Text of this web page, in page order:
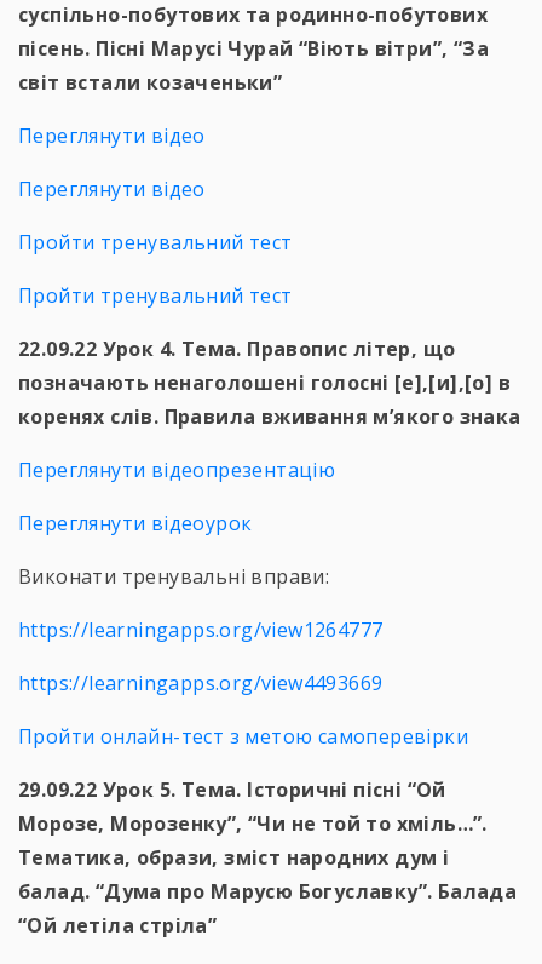
суспільно-побутових та родинно-побутових
пісень. Пісні Марусі Чурай “Віють вітри”, “За
світ встали козаченьки”
Переглянути відео
Переглянути відео
Пройти тренувальний тест
Пройти тренувальний тест
22.09.22 Урок 4. Тема. Правопис літер, що
позначають ненаголошені голосні [е],[и],[о] в
коренях слів. Правила вживання м’якого знака
Переглянути відеопрезентацію
Переглянути відеоурок
Виконати тренувальні вправи:
https://learningapps.org/view1264777
https://learningapps.org/view4493669
Пройти онлайн-тест з метою самоперевірки
29.09.22 Урок 5. Тема. Історичні пісні “Ой
Морозе, Морозенку”, “Чи не той то хміль…”.
Тематика, образи, зміст народних дум і
балад. “Дума про Марусю Богуславку”. Балада
“Ой летіла стріла”